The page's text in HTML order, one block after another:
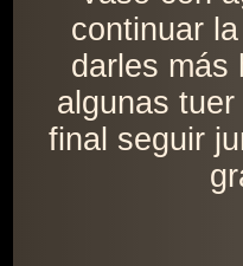
continuar
darles más
algunas tuer
final seguir